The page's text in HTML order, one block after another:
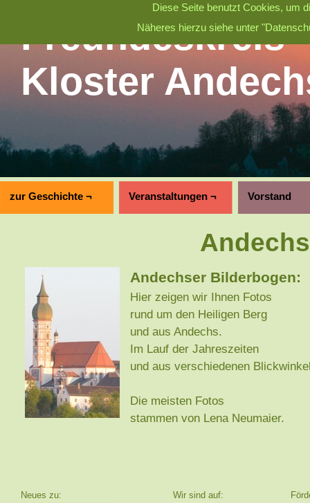
Diese Seite benutzt Cookies, um
Näheres hierzu siehe unter
zur Geschichte ¬ Veranstaltungen ¬ Vorstand
Freundeskreis
Kloster
Andechser Bilderbogen:
Hier zeigen wir Ihnen Fotos
rund um den Heiligen Berg
und aus Andechs.
Im Lauf der Jahreszeiten
und aus verschiedenen
Die meisten Fotos
stammen von Lena Neumaier.
Neues zu: Wir sind auf: